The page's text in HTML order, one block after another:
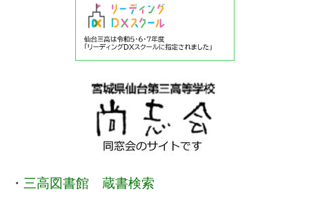
・ 三高図書館 蔵書検索